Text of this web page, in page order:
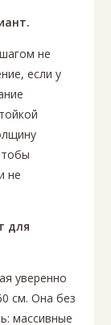
не
если у
не
для
уверенно
см. Она без
массивные